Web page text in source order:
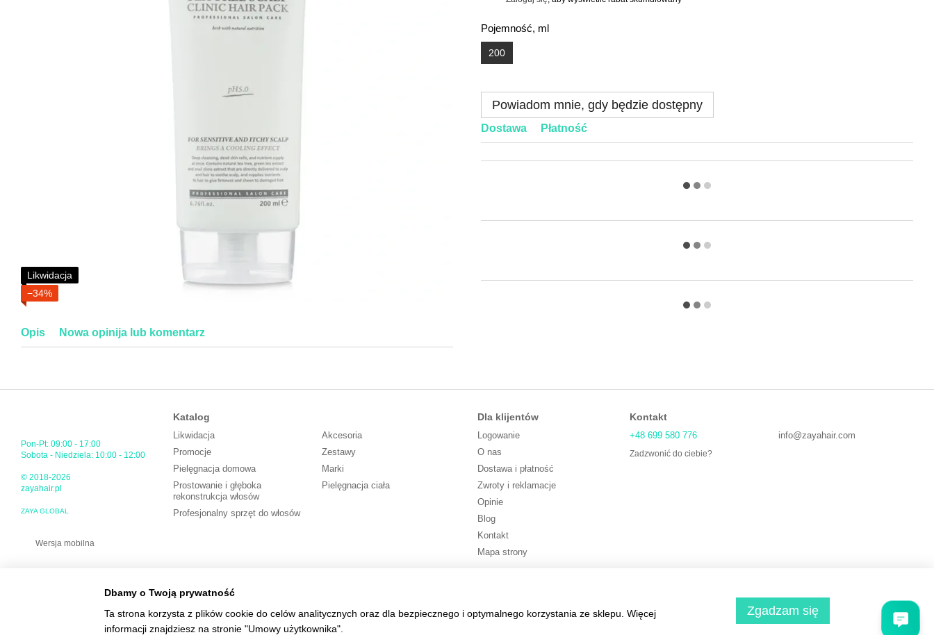
Likwidacja
−34%
Opis Nowa opinija lub komentarz
Pojemność, ml
200
Powiadom mnie, gdy będzie dostępny
Dostawa Płatność
Pon-Pt: 09:00 - 17:00
Sobota - Niedziela: 10:00 - 12:00
© 2018-2026
zayahair.pl
ZAYA GLOBAL
Wersja mobilna
Katalog
Likwidacja
Promocje
Pielęgnacja domowa
Prostowanie i głęboka
rekonstrukcja włosów
Profesjonalny sprzęt do włosów
Akcesoria
Zestawy
Marki
Pielęgnacja ciała
Dla klijentów
Logowanie
O nas
Dostawa i płatność
Zwroty i reklamacje
Opinie
Blog
Kontakt
Mapa strony
Kontakt
+48 699 580 776
Zadzwonić do ciebie?
info@zayahair.com
Dbamy o Twoją prywatność
Ta strona korzysta z plików cookie do celów analitycznych oraz dla bezpiecznego i optymalnego korzystania ze sklepu. Więcej
informacji znajdziesz na stronie "Umowy użytkownika".
Zgadzam się